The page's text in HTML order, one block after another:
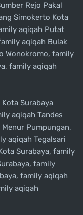
Rejo Pakal
Simokerto Kota
aqiqah Putat
aqiqah Bulak
Wonokromo, family
family aqiqah
Surabaya
aqiqah Tandes
Pumpungan,
aqiqah Tegalsari
Surabaya, family
family
family aqiqah
aqiqah